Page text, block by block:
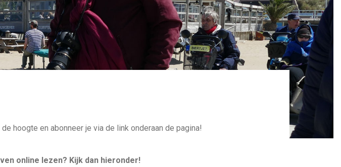
hoogte en abonneer je via de link onderaan de pagina!
online lezen? Kijk dan hieronder!